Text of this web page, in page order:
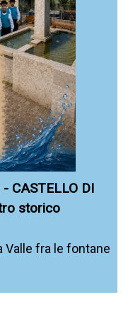
CASTELLO DI
storico
Valle fra le fontane